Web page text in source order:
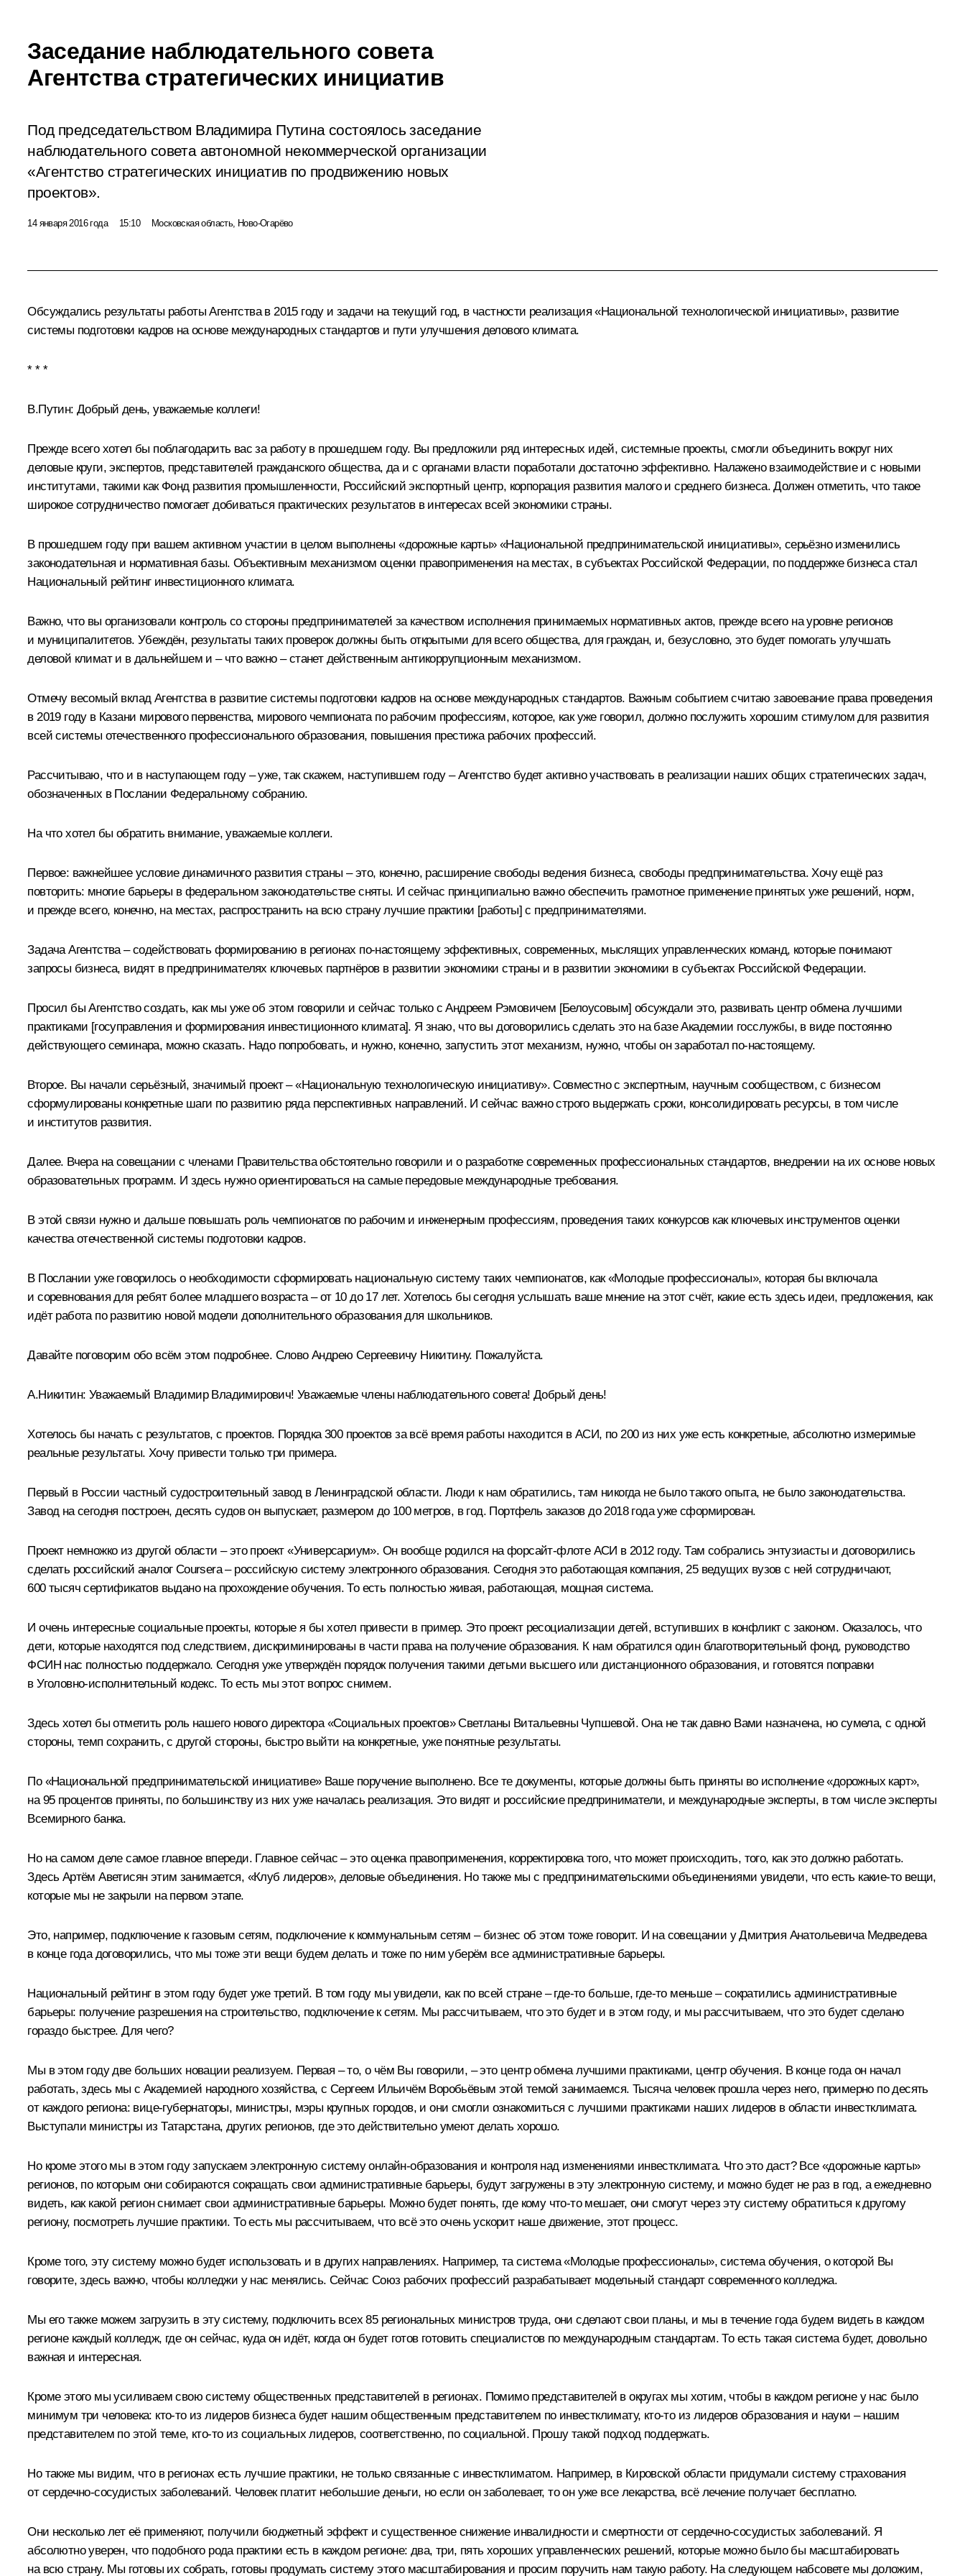
Заседание наблюдательного совета
Агентства стратегических инициатив
Под председательством Владимира Путина состоялось заседание
наблюдательного совета автономной некоммерческой организации
«Агентство стратегических инициатив по продвижению новых
проектов».
14 января 2016 года 15:10 Московская область, Ново-Огарёво
Обсуждались результаты работы Агентства в 2015 году и задачи на текущий год, в частности реализация «Национальной технологической инициативы», развитие
системы подготовки кадров на основе международных стандартов и пути улучшения делового климата.
* * *
В.Путин: Добрый день, уважаемые коллеги!
Прежде всего хотел бы поблагодарить вас за работу в прошедшем году. Вы предложили ряд интересных идей, системные проекты, смогли объединить вокруг них
деловые круги, экспертов, представителей гражданского общества, да и с органами власти поработали достаточно эффективно. Налажено взаимодействие и с новыми
институтами, такими как Фонд развития промышленности, Российский экспортный центр, корпорация развития малого и среднего бизнеса. Должен отметить, что такое
широкое сотрудничество помогает добиваться практических результатов в интересах всей экономики страны.
В прошедшем году при вашем активном участии в целом выполнены «дорожные карты» «Национальной предпринимательской инициативы», серьёзно изменились
законодательная и нормативная базы. Объективным механизмом оценки правоприменения на местах, в субъектах Российской Федерации, по поддержке бизнеса стал
Национальный рейтинг инвестиционного климата.
Важно, что вы организовали контроль со стороны предпринимателей за качеством исполнения принимаемых нормативных актов, прежде всего на уровне регионов
и муниципалитетов. Убеждён, результаты таких проверок должны быть открытыми для всего общества, для граждан, и, безусловно, это будет помогать улучшать
деловой климат и в дальнейшем и – что важно – станет действенным антикоррупционным механизмом.
Отмечу весомый вклад Агентства в развитие системы подготовки кадров на основе международных стандартов. Важным событием считаю завоевание права проведения
в 2019 году в Казани мирового первенства, мирового чемпионата по рабочим профессиям, которое, как уже говорил, должно послужить хорошим стимулом для развития
всей системы отечественного профессионального образования, повышения престижа рабочих профессий.
Рассчитываю, что и в наступающем году – уже, так скажем, наступившем году – Агентство будет активно участвовать в реализации наших общих стратегических задач,
обозначенных в Послании Федеральному собранию.
На что хотел бы обратить внимание, уважаемые коллеги.
Первое: важнейшее условие динамичного развития страны – это, конечно, расширение свободы ведения бизнеса, свободы предпринимательства. Хочу ещё раз
повторить: многие барьеры в федеральном законодательстве сняты. И сейчас принципиально важно обеспечить грамотное применение принятых уже решений, норм,
и прежде всего, конечно, на местах, распространить на всю страну лучшие практики [работы] с предпринимателями.
Задача Агентства – содействовать формированию в регионах по‑настоящему эффективных, современных, мыслящих управленческих команд, которые понимают
запросы бизнеса, видят в предпринимателях ключевых партнёров в развитии экономики страны и в развитии экономики в субъектах Российской Федерации.
Просил бы Агентство создать, как мы уже об этом говорили и сейчас только с Андреем Рэмовичем [Белоусовым] обсуждали это, развивать центр обмена лучшими
практиками [госуправления и формирования инвестиционного климата]. Я знаю, что вы договорились сделать это на базе Академии госслужбы, в виде постоянно
действующего семинара, можно сказать. Надо попробовать, и нужно, конечно, запустить этот механизм, нужно, чтобы он заработал по‑настоящему.
Второе. Вы начали серьёзный, значимый проект – «Национальную технологическую инициативу». Совместно с экспертным, научным сообществом, с бизнесом
сформулированы конкретные шаги по развитию ряда перспективных направлений. И сейчас важно строго выдержать сроки, консолидировать ресурсы, в том числе
и институтов развития.
Далее. Вчера на совещании с членами Правительства обстоятельно говорили и о разработке современных профессиональных стандартов, внедрении на их основе новых
образовательных программ. И здесь нужно ориентироваться на самые передовые международные требования.
В этой связи нужно и дальше повышать роль чемпионатов по рабочим и инженерным профессиям, проведения таких конкурсов как ключевых инструментов оценки
качества отечественной системы подготовки кадров.
В Послании уже говорилось о необходимости сформировать национальную систему таких чемпионатов, как «Молодые профессионалы», которая бы включала
и соревнования для ребят более младшего возраста – от 10 до 17 лет. Хотелось бы сегодня услышать ваше мнение на этот счёт, какие есть здесь идеи, предложения, как
идёт работа по развитию новой модели дополнительного образования для школьников.
Давайте поговорим обо всём этом подробнее. Слово Андрею Сергеевичу Никитину. Пожалуйста.
А.Никитин: Уважаемый Владимир Владимирович! Уважаемые члены наблюдательного совета! Добрый день!
Хотелось бы начать с результатов, с проектов. Порядка 300 проектов за всё время работы находится в АСИ, по 200 из них уже есть конкретные, абсолютно измеримые
реальные результаты. Хочу привести только три примера.
Первый в России частный судостроительный завод в Ленинградской области. Люди к нам обратились, там никогда не было такого опыта, не было законодательства.
Завод на сегодня построен, десять судов он выпускает, размером до 100 метров, в год. Портфель заказов до 2018 года уже сформирован.
Проект немножко из другой области – это проект «Универсариум». Он вообще родился на форсайт-флоте АСИ в 2012 году. Там собрались энтузиасты и договорились
сделать российский аналог Coursera – российскую систему электронного образования. Сегодня это работающая компания, 25 ведущих вузов с ней сотрудничают,
600 тысяч сертификатов выдано на прохождение обучения. То есть полностью живая, работающая, мощная система.
И очень интересные социальные проекты, которые я бы хотел привести в пример. Это проект ресоциализации детей, вступивших в конфликт с законом. Оказалось, что
дети, которые находятся под следствием, дискриминированы в части права на получение образования. К нам обратился один благотворительный фонд, руководство
ФСИН нас полностью поддержало. Сегодня уже утверждён порядок получения такими детьми высшего или дистанционного образования, и готовятся поправки
в Уголовно-исполнительный кодекс. То есть мы этот вопрос снимем.
Здесь хотел бы отметить роль нашего нового директора «Социальных проектов» Светланы Витальевны Чупшевой. Она не так давно Вами назначена, но сумела, с одной
стороны, темп сохранить, с другой стороны, быстро выйти на конкретные, уже понятные результаты.
По «Национальной предпринимательской инициативе» Ваше поручение выполнено. Все те документы, которые должны быть приняты во исполнение «дорожных карт»,
на 95 процентов приняты, по большинству из них уже началась реализация. Это видят и российские предприниматели, и международные эксперты, в том числе эксперты
Всемирного банка.
Но на самом деле самое главное впереди. Главное сейчас – это оценка правоприменения, корректировка того, что может происходить, того, как это должно работать.
Здесь Артём Аветисян этим занимается, «Клуб лидеров», деловые объединения. Но также мы с предпринимательскими объединениями увидели, что есть какие‑то вещи,
которые мы не закрыли на первом этапе.
Это, например, подключение к газовым сетям, подключение к коммунальным сетям – бизнес об этом тоже говорит. И на совещании у Дмитрия Анатольевича Медведева
в конце года договорились, что мы тоже эти вещи будем делать и тоже по ним уберём все административные барьеры.
Национальный рейтинг в этом году будет уже третий. В том году мы увидели, как по всей стране – где‑то больше, где‑то меньше – сократились административные
барьеры: получение разрешения на строительство, подключение к сетям. Мы рассчитываем, что это будет и в этом году, и мы рассчитываем, что это будет сделано
гораздо быстрее. Для чего?
Мы в этом году две больших новации реализуем. Первая – то, о чём Вы говорили, – это центр обмена лучшими практиками, центр обучения. В конце года он начал
работать, здесь мы с Академией народного хозяйства, с Сергеем Ильичём Воробьёвым этой темой занимаемся. Тысяча человек прошла через него, примерно по десять
от каждого региона: вице-губернаторы, министры, мэры крупных городов, и они смогли ознакомиться с лучшими практиками наших лидеров в области инвестклимата.
Выступали министры из Татарстана, других регионов, где это действительно умеют делать хорошо.
Но кроме этого мы в этом году запускаем электронную систему онлайн-образования и контроля над изменениями инвестклимата. Что это даст? Все «дорожные карты»
регионов, по которым они собираются сокращать свои административные барьеры, будут загружены в эту электронную систему, и можно будет не раз в год, а ежедневно
видеть, как какой регион снимает свои административные барьеры. Можно будет понять, где кому что‑то мешает, они смогут через эту систему обратиться к другому
региону, посмотреть лучшие практики. То есть мы рассчитываем, что всё это очень ускорит наше движение, этот процесс.
Кроме того, эту систему можно будет использовать и в других направлениях. Например, та система «Молодые профессионалы», система обучения, о которой Вы
говорите, здесь важно, чтобы колледжи у нас менялись. Сейчас Союз рабочих профессий разрабатывает модельный стандарт современного колледжа.
Мы его также можем загрузить в эту систему, подключить всех 85 региональных министров труда, они сделают свои планы, и мы в течение года будем видеть в каждом
регионе каждый колледж, где он сейчас, куда он идёт, когда он будет готов готовить специалистов по международным стандартам. То есть такая система будет, довольно
важная и интересная.
Кроме этого мы усиливаем свою систему общественных представителей в регионах. Помимо представителей в округах мы хотим, чтобы в каждом регионе у нас было
минимум три человека: кто‑то из лидеров бизнеса будет нашим общественным представителем по инвестклимату, кто‑то из лидеров образования и науки – нашим
представителем по этой теме, кто‑то из социальных лидеров, соответственно, по социальной. Прошу такой подход поддержать.
Но также мы видим, что в регионах есть лучшие практики, не только связанные с инвестклиматом. Например, в Кировской области придумали систему страхования
от сердечно-сосудистых заболеваний. Человек платит небольшие деньги, но если он заболевает, то он уже все лекарства, всё лечение получает бесплатно.
Они несколько лет её применяют, получили бюджетный эффект и существенное снижение инвалидности и смертности от сердечно-сосудистых заболеваний. Я
абсолютно уверен, что подобного рода практики есть в каждом регионе: два, три, пять хороших управленческих решений, которые можно было бы масштабировать
на всю страну. Мы готовы их собрать, готовы продумать систему этого масштабирования и просим поручить нам такую работу. На следующем набсовете мы доложим,